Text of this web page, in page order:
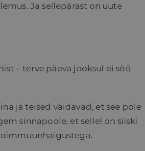
Ja sellepärast on uute
– terve päeva jooksul ei söö
ja teised väidavad, et see pole
sinnapoole, et sellel on siiski